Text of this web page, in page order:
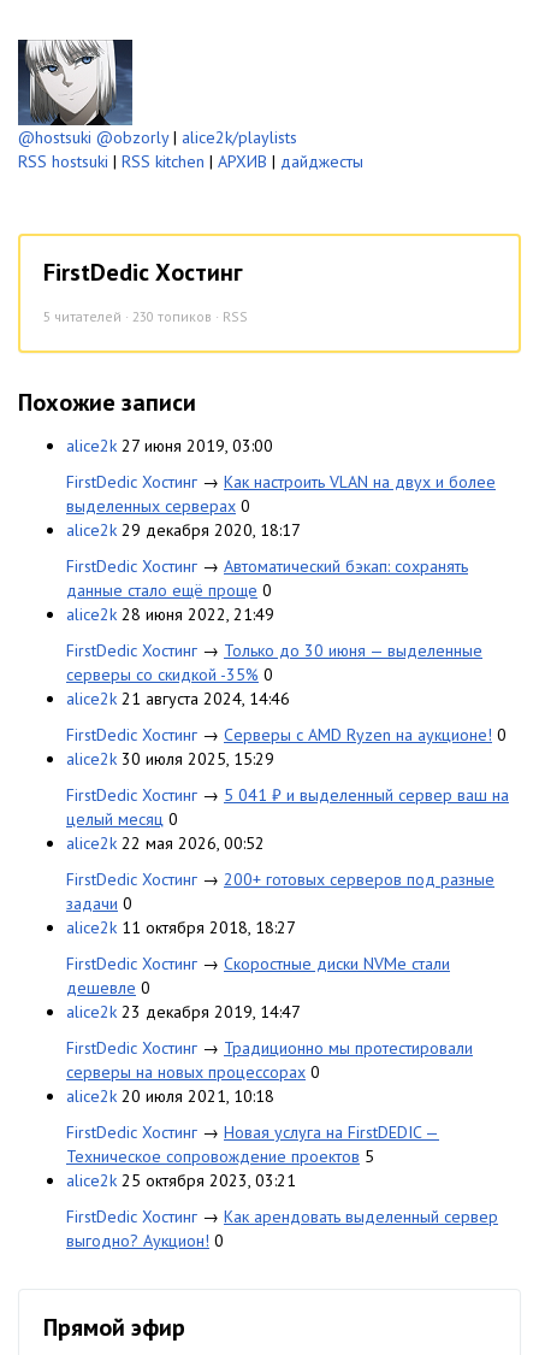
@hostsuki @obzorly| alice2k/playlists
RSS hostsuki | RSS kitchen | АРХИВ | дайджесты
FirstDedic Хостинг
5 читателей · 230 топиков · RSS
Похожие записи
alice2k 27 июня 2019, 03:00
FirstDedic Хостинг → Как настроить VLAN на двух и более
выделенных серверах 0
alice2k 29 декабря 2020, 18:17
FirstDedic Хостинг → Автоматический бэкап: сохранять
данные стало ещё проще 0
alice2k 28 июня 2022, 21:49
FirstDedic Хостинг → Только до 30 июня — выделенные
серверы со скидкой -35% 0
alice2k 21 августа 2024, 14:46
FirstDedic Хостинг → Серверы с AMD Ryzen на аукционе! 0
alice2k 30 июля 2025, 15:29
FirstDedic Хостинг → 5 041 ₽ и выделенный сервер ваш на
целый месяц 0
alice2k 22 мая 2026, 00:52
FirstDedic Хостинг → 200+ готовых серверов под разные
задачи 0
alice2k 11 октября 2018, 18:27
FirstDedic Хостинг → Скоростные диски NVMe стали
дешевле 0
alice2k 23 декабря 2019, 14:47
FirstDedic Хостинг → Традиционно мы протестировали
серверы на новых процессорах 0
alice2k 20 июля 2021, 10:18
FirstDedic Хостинг → Новая услуга на FirstDEDIC —
Техническое сопровождение проектов 5
alice2k 25 октября 2023, 03:21
FirstDedic Хостинг → Как арендовать выделенный сервер
выгодно? Аукцион! 0
Прямой эфир